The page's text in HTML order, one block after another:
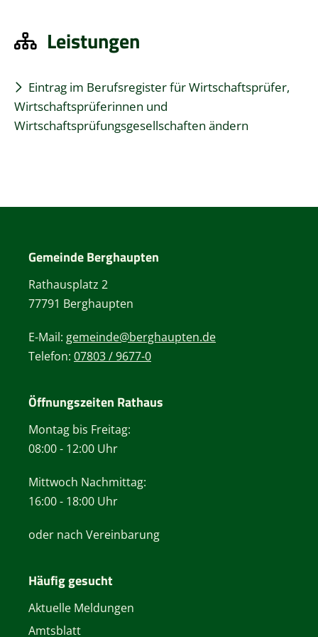
Leistungen
Eintrag im Berufsregister für Wirtschaftsprüfer,
Wirtschaftsprüferinnen und
Wirtschaftsprüfungsgesellschaften ändern
Gemeinde Berghaupten
Rathausplatz 2
77791 Berghaupten
E-Mail: gemeinde@berghaupten.de
Telefon: 07803 / 9677-0
Öffnungszeiten Rathaus
Montag bis Freitag:
08:00 - 12:00 Uhr
Mittwoch Nachmittag:
16:00 - 18:00 Uhr
oder nach Vereinbarung
Häufig gesucht
Aktuelle Meldungen
Amtsblatt